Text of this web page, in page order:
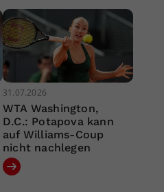
31.07.2026
WTA Washington,
D.C.: Potapova kann
auf Williams-Coup
nicht nachlegen